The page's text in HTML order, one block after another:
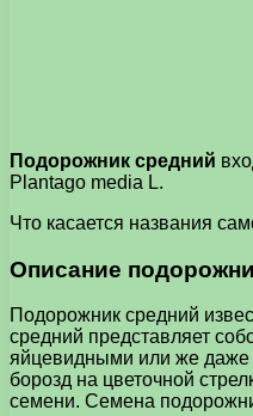
Подорожник средний
Plantago media L.
Что касается названия
Описание
Подорожник средний
средний представляет
яйцевидными или же даже
борозд на цветочной
семени. Семена